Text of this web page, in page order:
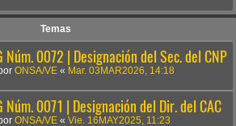
Temas
Núm. 0072 | Designación del Sec. del CNP
ONSA/VE « Mar. 03MAR2026, 14:18
Núm. 0071 | Designación del Dir. del CAC
ONSA/VE « Vie. 16MAY2025, 11:23